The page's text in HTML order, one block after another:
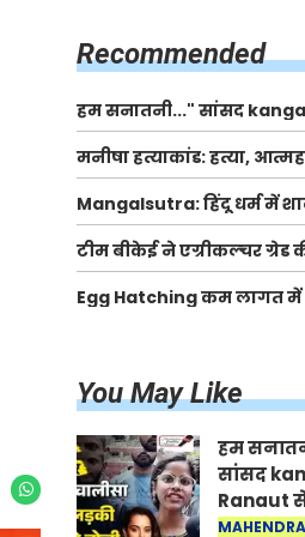
Recommended
हम सनातनी..." सांसद
Ranaut से क्या बोली
Jantar-Mantar | CJP
मनीषा हत्याकांड: हत्या,
| Full Story | Josh
Mangalsutra: हिंदू धर्म में
मंगलसूत्र क्यों पहनती है
शुरु की ये परंपरा
टीम बीकेई ने एग्रीकल्चर ग्रेड
खाद गट्टों में बदलकर
बेचने वालों पर करवाई
Egg Hatching कम लागत
You May Like
हम
सांसद
Ranaut
बोली
MAHENDRA